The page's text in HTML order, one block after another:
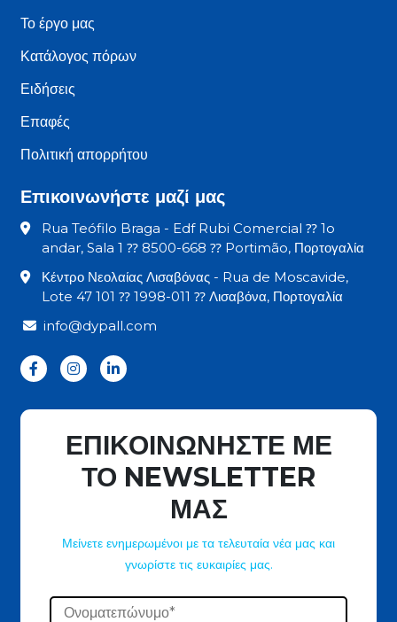
Το έργο μας
Κατάλογος πόρων
Ειδήσεις
Επαφές
Πολιτική απορρήτου
Επικοινωνήστε μαζί μας
Rua Teófilo Braga - Edf Rubi Comercial ⁇ 1o
andar, Sala 1 ⁇ 8500-668 ⁇ Portimão, Πορτογαλία
Κέντρο Νεολαίας Λισαβόνας - Rua de Moscavide,
Lote 47 101 ⁇ 1998-011 ⁇ Λισαβόνα, Πορτογαλία
info@dypall.com
ΕΠΙΚΟΙΝΩΝΗΣΤΕ ΜΕ
ΤΟ NEWSLETTER
ΜΑΣ
Μείνετε ενημερωμένοι με τα τελευταία νέα μας και
γνωρίστε τις ευκαιρίες μας.